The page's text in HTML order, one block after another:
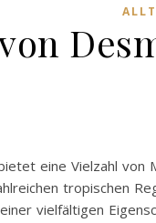
eine Vielzahl von
tropischen
vielfältigen